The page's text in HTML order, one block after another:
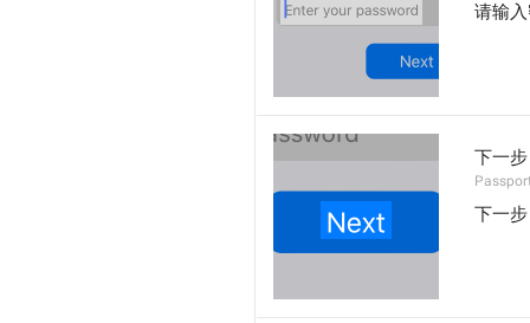
请输
下一步
下一步